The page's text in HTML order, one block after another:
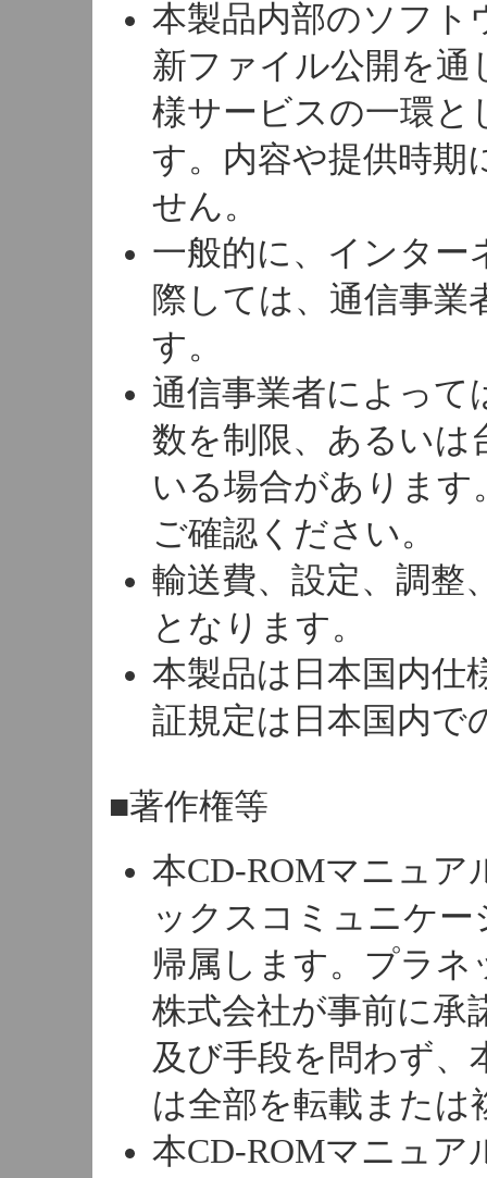
本製品内部のソフト
新ファイル公開を通
様サービスの一環と
す。内容や提供時期
せん。
一般的に、インター
際しては、通信事業
す。
通信事業者によって
数を制限、あるいは
いる場合があります
ご確認ください。
輸送費、設定、調整
となります。
本製品は日本国内仕
証規定は日本国内で
■著作権等
本CD-ROMマニュア
ックスコミュニケ
帰属します。プラ
株式会社が事前に承
及び手段を問わず、
は全部を転載また
本CD-ROMマニュ